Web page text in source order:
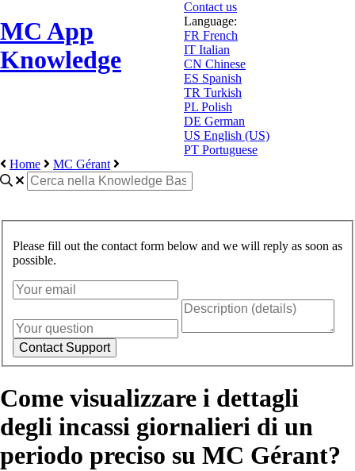
MC App
Knowledge
Contact us
Language:
FR French
IT Italian
CN Chinese
ES Spanish
TR Turkish
PL Polish
DE German
US English (US)
PT Portuguese
Home
MC Gérant
Please fill out the contact form below and we will reply as soon as
possible.
Come visualizzare i dettagli
degli incassi giornalieri di un
periodo preciso su MC Gérant?